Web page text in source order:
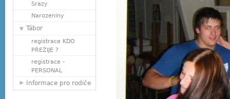
Srazy
Narozeniny
Tábor
registrace KDO
PŘEŽIJE ?
registrace -
PERSONAL
Informace pro rodiče